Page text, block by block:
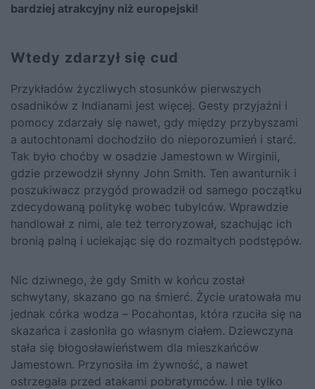
bardziej atrakcyjny niż europejski!
Wtedy zdarzył się cud
Przykładów życzliwych stosunków pierwszych
osadników z Indianami jest więcej. Gesty przyjaźni i
pomocy zdarzały się nawet, gdy między przybyszami
a autochtonami dochodziło do nieporozumień i starć.
Tak było choćby w osadzie Jamestown w Wirginii,
gdzie przewodził słynny John Smith. Ten awanturnik i
poszukiwacz przygód prowadził od samego początku
zdecydowaną politykę wobec tubylców. Wprawdzie
handlował z nimi, ale też terroryzował, szachując ich
bronią palną i uciekając się do rozmaitych podstępów.
Nic dziwnego, że gdy Smith w końcu został
schwytany, skazano go na śmierć. Życie uratowała mu
jednak córka wodza – Pocahontas, która rzuciła się na
skazańca i zasłoniła go własnym ciałem. Dziewczyna
stała się błogosławieństwem dla mieszkańców
Jamestown. Przynosiła im żywność, a nawet
ostrzegała przed atakami pobratymców. I nie tylko